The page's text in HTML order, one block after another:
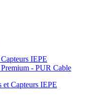
IEPE
- PUR Cable
et Capteurs IEPE